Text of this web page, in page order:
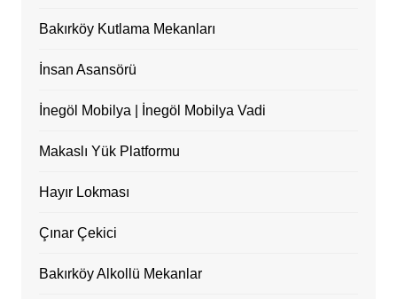
Bakırköy Kutlama Mekanları
İnsan Asansörü
İnegöl Mobilya | İnegöl Mobilya Vadi
Makaslı Yük Platformu
Hayır Lokması
Çınar Çekici
Bakırköy Alkollü Mekanlar